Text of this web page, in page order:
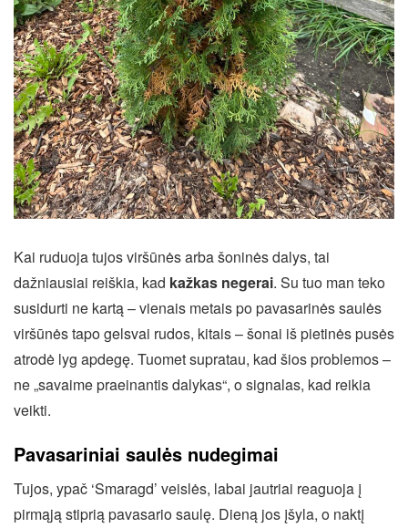
Kai ruduoja tujos viršūnės arba šoninės dalys, tai
dažniausiai reiškia, kad kažkas negerai. Su tuo man teko
susidurti ne kartą – vienais metais po pavasarinės saulės
viršūnės tapo gelsvai rudos, kitais – šonai iš pietinės pusės
atrodė lyg apdegę. Tuomet supratau, kad šios problemos –
ne „savaime praeinantis dalykas“, o signalas, kad reikia
veikti.
Pavasariniai saulės nudegimai
Tujos, ypač ‘Smaragd’ veislės, labai jautriai reaguoja į
pirmąją stiprią pavasario saulę. Dieną jos įšyla, o naktį